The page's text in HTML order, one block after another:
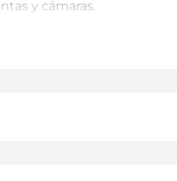
y cámaras.
la reparación, reposición,